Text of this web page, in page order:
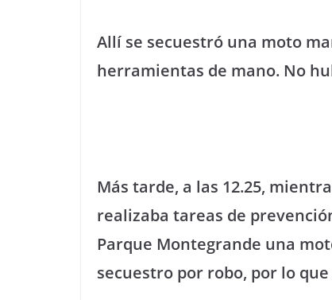
Allí se secuestró una moto
herramientas de mano. No
Más tarde, a las 12.25,
realizaba tareas de
Parque Montegrande una
secuestro por robo, por lo